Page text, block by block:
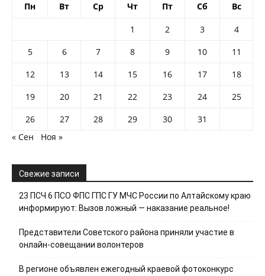
Пн Вт Ср Чт Пт Сб Вс
1 2 3
4
5
6 7 8 9 10
11
12
13 14 15 16 17
18
19
20 21 22 23 24
25
26
27 28 29 30
31
« Сен
Ноя »
Свежие записи
23 ПСЧ 6 ПСО ФПС ГПС ГУ МЧС России по Алтайскому краю
информируют: Вызов ложный — наказание реальное!
Представители Советского района приняли участие в
онлайн-совещании волонтеров
В регионе объявлен ежегодный краевой фотоконкурс